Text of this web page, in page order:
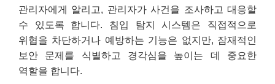
관리자에게 알리고, 관리자가 사건을 조사하고 대응할
수 있도록 합니다. 침입 탐지 시스템은 직접적으로
위협을 차단하거나 예방하는 기능은 없지만, 잠재적인
보안 문제를 식별하고 경각심을 높이는 데 중요한
역할을 합니다.